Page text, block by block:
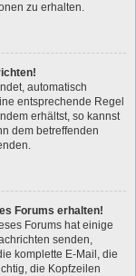
zu erhalten.
automatisch
entsprechende Regel
erhältst, so kannst
dem betreffenden
Forums erhalten!
Forums hat einige
senden,
komplette E-Mail, die
die Kopfzeilen